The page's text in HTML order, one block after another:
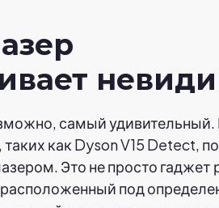
самый удивительный.
как Dyson V15 Detect,
Это не просто гаджет
под